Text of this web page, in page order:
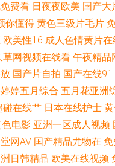
韩日av不卡 青青草视频福利 91
欧美另类操遵 在线91色情 豆花
产91视频网站 午夜小电影 91视频
久久天堂国产情侣 白丝精品被操
片导航 91网络在线看
费看 日夜夜欧美 国产大
你懂得 黄色三级片毛片
欧美性16 成人色情黄片在
草网视频在线看 午夜精品
国产片自拍 国产在线91
婷五月综合 五月花亚洲
碰在线艹 日本在线护士
电影 亚洲一区成人视频
网AV 国产精品尤物在
日韩精品 欧美在线视频